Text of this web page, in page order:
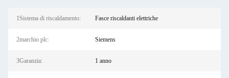
1Sistema di riscaldamento: Fasce riscaldanti elettriche
2marchio plc: Siemens
3Garanzia: 1 anno